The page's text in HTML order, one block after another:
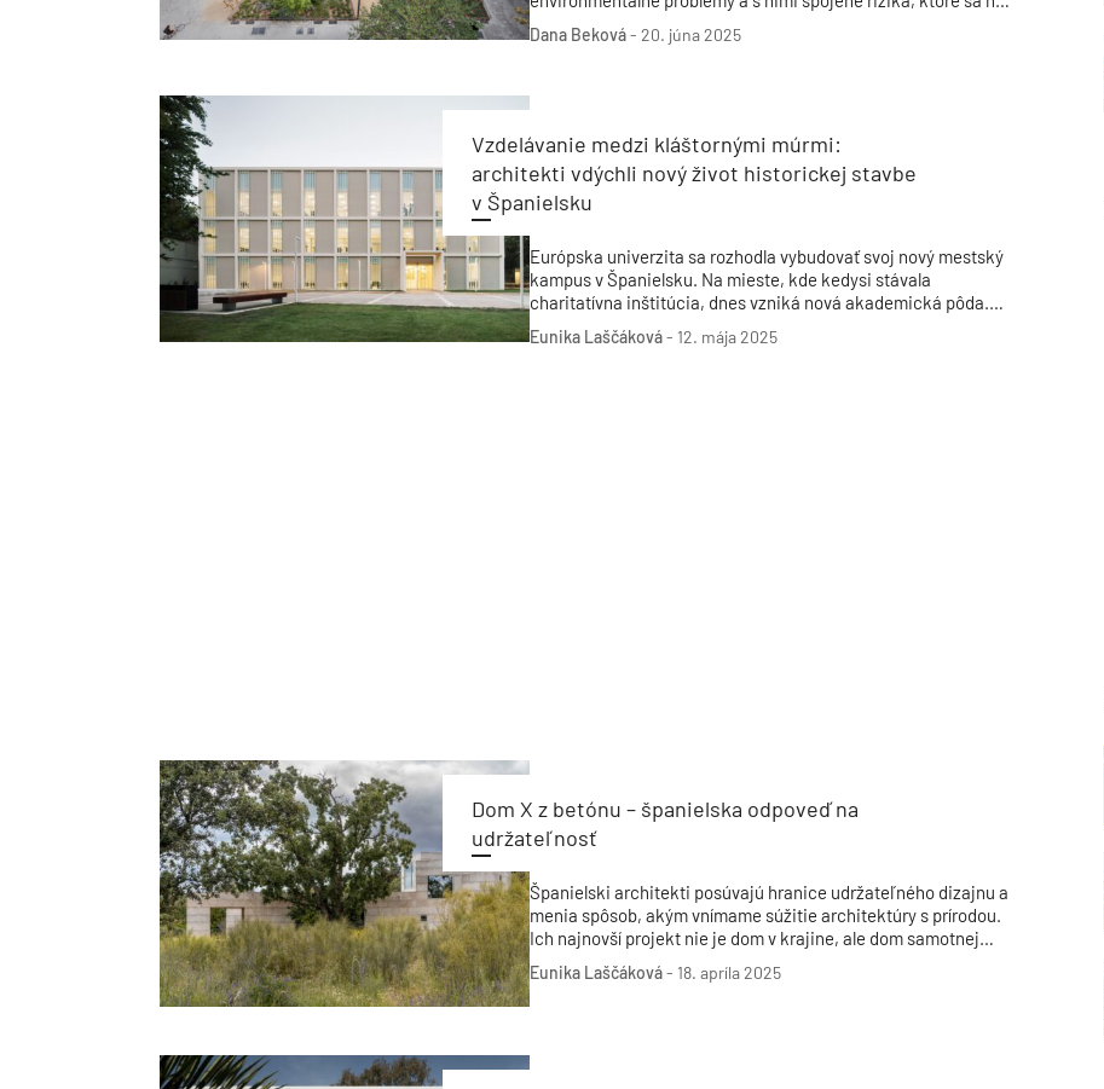
tomto krásnom meste podpisujú, nie div, že sa Španieli pustili
do mestskej renaturalizácie.
Dana Beková-20. júna 2025
Vzdelávanie medzi kláštornými múrmi:
architekti vdýchli nový život historickej stavbe
v Španielsku
Európska univerzita sa rozhodla vybudovať svoj nový mestský
kampus v Španielsku. Na mieste, kde kedysi stávala
charitatívna inštitúcia, dnes vzniká nová akademická pôda.
Rekonštrukcia historickej budovy prináša premyslený dialóg
medzi mestom, architektúrou a vzdelávaním.
Eunika Laščáková- 12. mája 2025
Dom X z betónu – španielska odpoveď na
udržateľnosť
Španielski architekti posúvajú hranice udržateľného dizajnu a
menia spôsob, akým vnímame súžitie architektúry s prírodou.
Ich najnovší projekt nie je dom v krajine, ale dom samotnej
krajiny – harmonicky s ňou spolupracuje namiesto toho, aby s
ňou súperil.
Eunika Laščáková- 18. apríla 2025